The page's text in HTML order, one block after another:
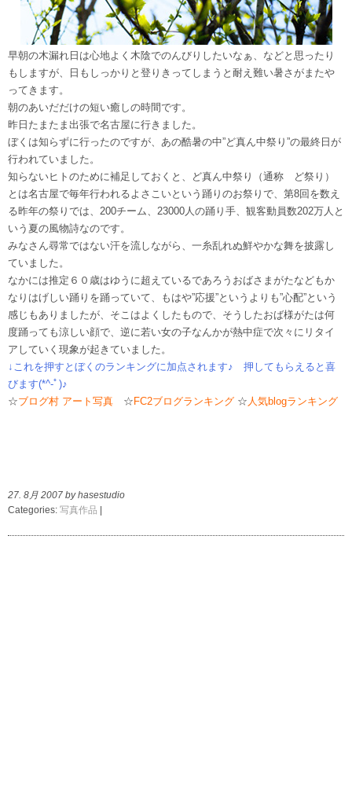
早朝の木漏れ日は心地よく木陰でのんびりしたいなぁ、などと思ったり
もしますが、日もしっかりと登りきってしまうと耐え難い暑さがまたや
ってきます。
朝のあいだだけの短い癒しの時間です。
昨日たまたま出張で名古屋に行きました。
ぼくは知らずに行ったのですが、あの酷暑の中”ど真ん中祭り”の最終日が
行われていました。
知らないヒトのために補足しておくと、ど真ん中祭り（通称 ど祭り）
とは名古屋で毎年行われるよさこいという踊りのお祭りで、第8回を数え
る昨年の祭りでは、200チーム、23000人の踊り手、観客動員数202万人と
いう夏の風物詩なのです。
みなさん尋常ではない汗を流しながら、一糸乱れぬ鮮やかな舞を披露し
ていました。
なかには推定６０歳はゆうに超えているであろうおばさまがたなどもか
なりはげしい踊りを踊っていて、もはや”応援”というよりも”心配”という
感じもありましたが、そこはよくしたもので、そうしたおば様がたは何
度踊っても涼しい顔で、逆に若い女の子なんかが熱中症で次々にリタイ
アしていく現象が起きていました。
↓これを押すとぼくのランキングに加点されます♪ 押してもらえると喜
びます(*^-ﾟ)♪
☆ブログ村 アート写真 ☆ FC2ブログランキング ☆ 人気blogランキング
27. 8月 2007 by hasestudio
Categories: 写真作品